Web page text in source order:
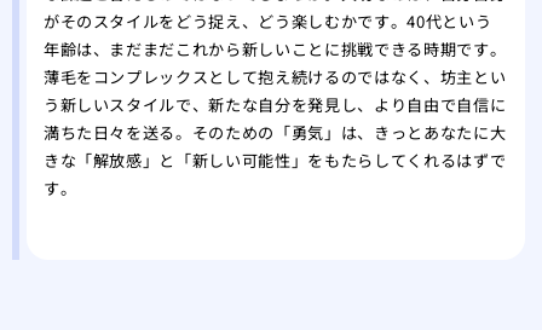
がそのスタイルをどう捉え、どう楽しむかです。40代という
年齢は、まだまだこれから新しいことに挑戦できる時期です。
薄毛をコンプレックスとして抱え続けるのではなく、坊主とい
う新しいスタイルで、新たな自分を発見し、より自由で自信に
満ちた日々を送る。そのための「勇気」は、きっとあなたに大
きな「解放感」と「新しい可能性」をもたらしてくれるはずで
す。